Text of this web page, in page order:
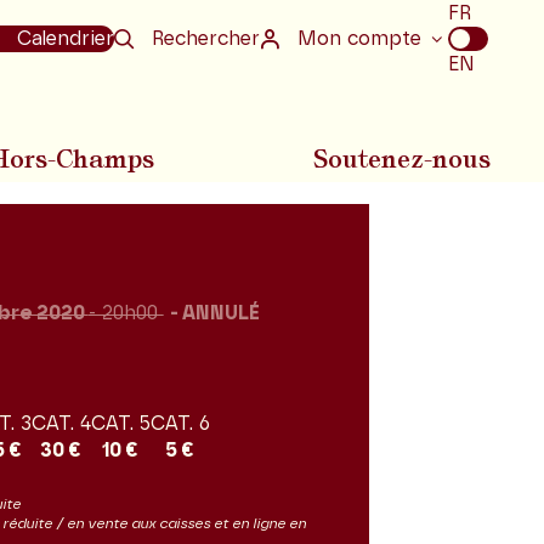
Calendrier Rechercher Mon compte
Choix
de
la
FR
EN
Champs Soutenez-nous
2020- 20h00 ANNULÉ
3
€
CAT. 4
30 €
CAT. 5
10 €
CAT. 6
5 €
réduite / en vente aux caisses et en ligne en